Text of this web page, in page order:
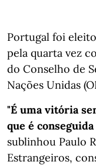
Portugal foi
pela quarta vez
do Conselho de
Nações Unidas
"É uma vitória
que é
sublinhou Paulo
Estrangeiros,